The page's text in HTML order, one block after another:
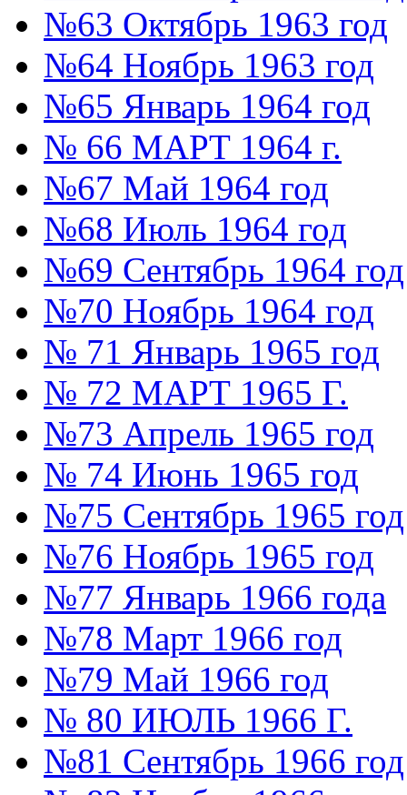
№63 Октябрь 1963 год
№64 Ноябрь 1963 год
№65 Январь 1964 год
№ 66 МАРТ 1964 г.
№67 Май 1964 год
№68 Июль 1964 год
№69 Сентябрь 1964 год
№70 Ноябрь 1964 год
№ 71 Январь 1965 год
№ 72 МАРТ 1965 Г.
№73 Апрель 1965 год
№ 74 Июнь 1965 год
№75 Сентябрь 1965 год
№76 Ноябрь 1965 год
№77 Январь 1966 года
№78 Март 1966 год
№79 Май 1966 год
№ 80 ИЮЛЬ 1966 Г.
№81 Сентябрь 1966 год